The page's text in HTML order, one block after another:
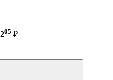
05 ₽